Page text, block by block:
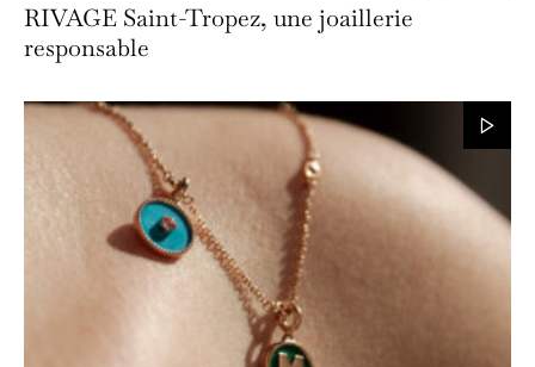
RIVAGE Saint-Tropez, une joaillerie
responsable